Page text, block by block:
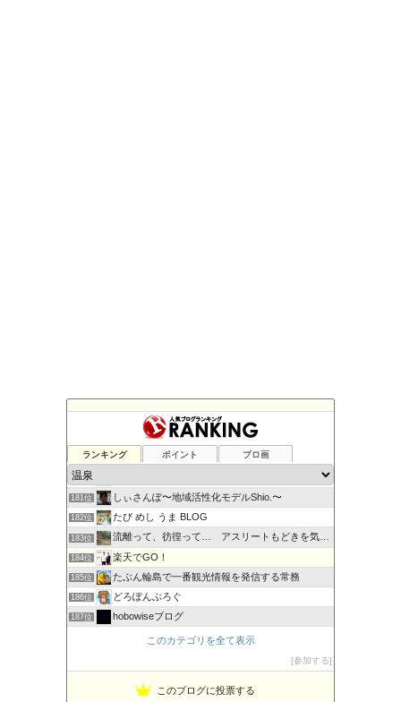
ランキング ポイント ブロ画
国内の宿泊予約サイト
キャンピングカーでお出かけ
179位 九州！旅と趣味日記
180位
181位 しぃさんぽ〜地域活性化モデルShio.〜
182位 たび めし うま BLOG
183位 流離って、彷徨って… アスリートもどきを気取る
184位 楽天でGO！
185位 たぶん輪島で一番観光情報を発信する常務
186位 どろぽんぶろぐ
187位 hobowiseブログ
GOOD LIFE★GOOD DAY
「四季の宿 さひめ野」歳時記
このカテゴリを全て表示
参加する
このブログに投票する